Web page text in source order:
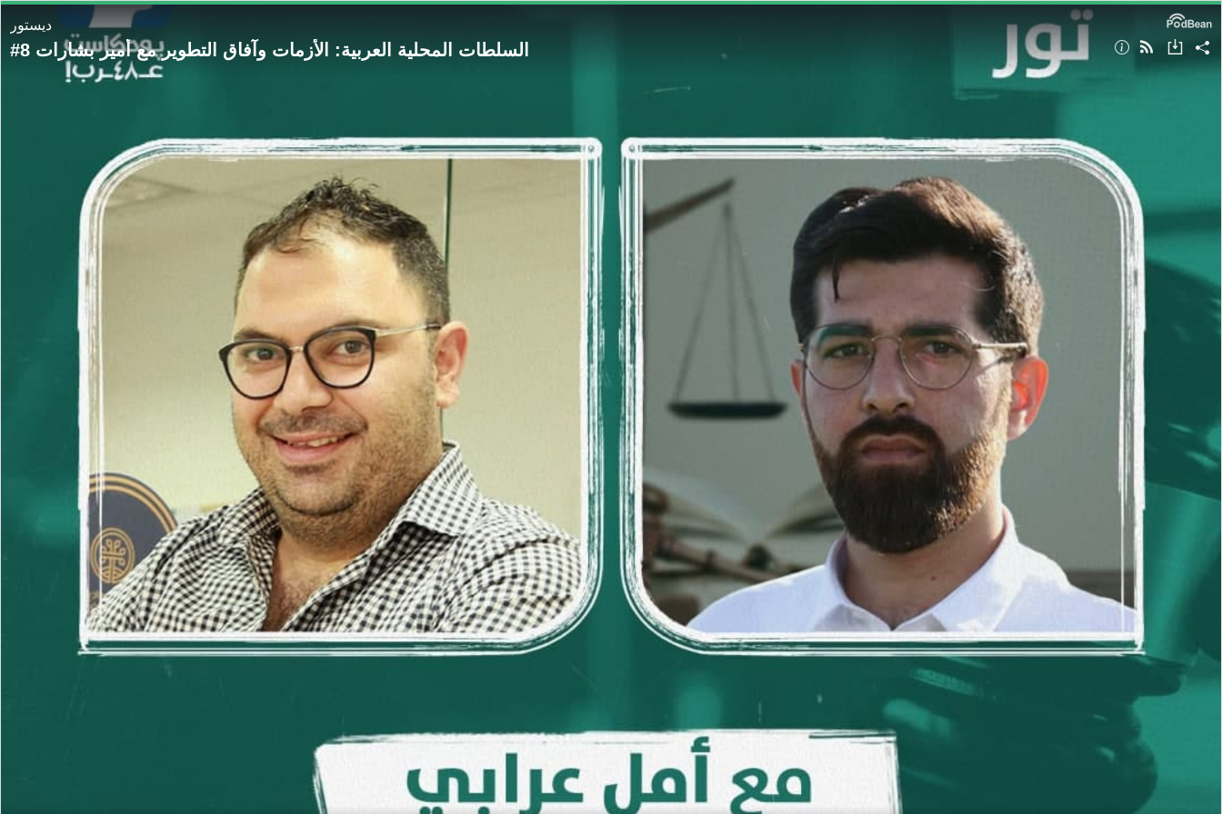
ديستور
#8 السلطات المحلية العربية: الأزمات وآفاق التطوير مع أمير بشارات